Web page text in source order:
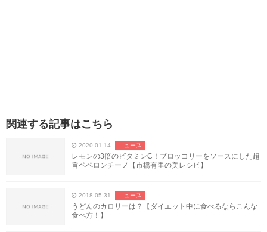
関連する記事はこちら
2020.01.14 ニュース
レモンの3倍のビタミンC！ブロッコリーをソースにした超
旨ペペロンチーノ【市橋有里の美レシピ】
2018.05.31 ニュース
うどんのカロリーは？【ダイエット中に食べるならこんな
食べ方！】